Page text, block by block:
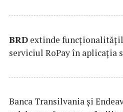
BRD extinde
serviciul RoPay în aplicaţia
Banca Transilvania şi